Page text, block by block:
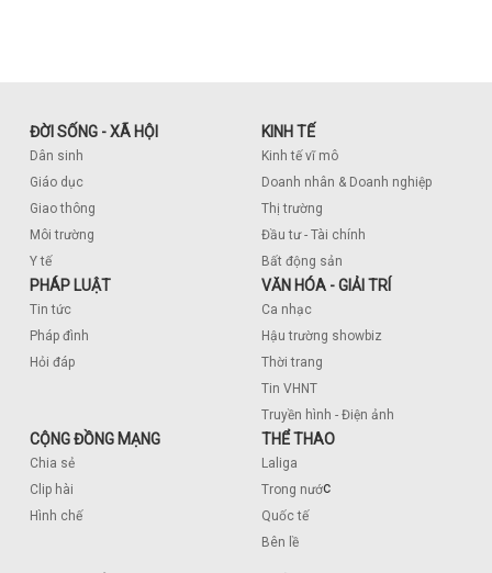
ĐỜI SỐNG - XÃ HỘI
Dân sinh
Giáo dục
Giao thông
Môi trường
Y tế
KINH TẾ
Kinh tế vĩ mô
Doanh nhân & Doanh nghiệp
Thị trường
Đầu tư - Tài chính
Bất động sản
PHÁP LUẬT
Tin tức
Pháp đình
Hỏi đáp
VĂN HÓA - GIẢI TRÍ
Ca nhạc
Hậu trường showbiz
Thời trang
Tin VHNT
Truyền hình - Điện ảnh
CỘNG ĐỒNG MẠNG
Chia sẻ
Clip hài
Hình chế
THỂ THAO
Laliga
Trong nước
Quốc tế
Bên lề